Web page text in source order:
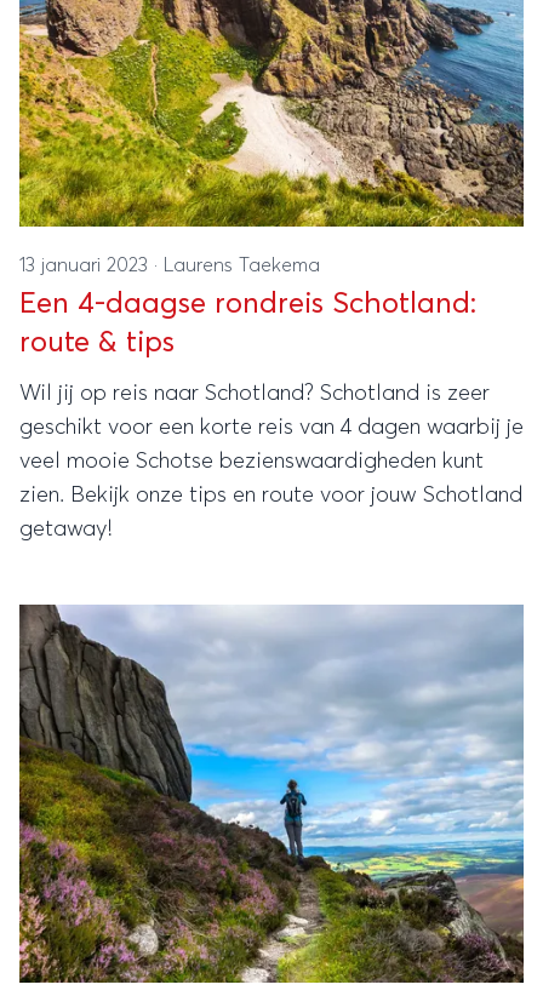
13 januari 2023 · Laurens Taekema
Een 4-daagse rondreis Schotland:
route & tips
Wil jij op reis naar Schotland? Schotland is zeer
geschikt voor een korte reis van 4 dagen waarbij je
veel mooie Schotse bezienswaardigheden kunt
zien. Bekijk onze tips en route voor jouw Schotland
getaway!